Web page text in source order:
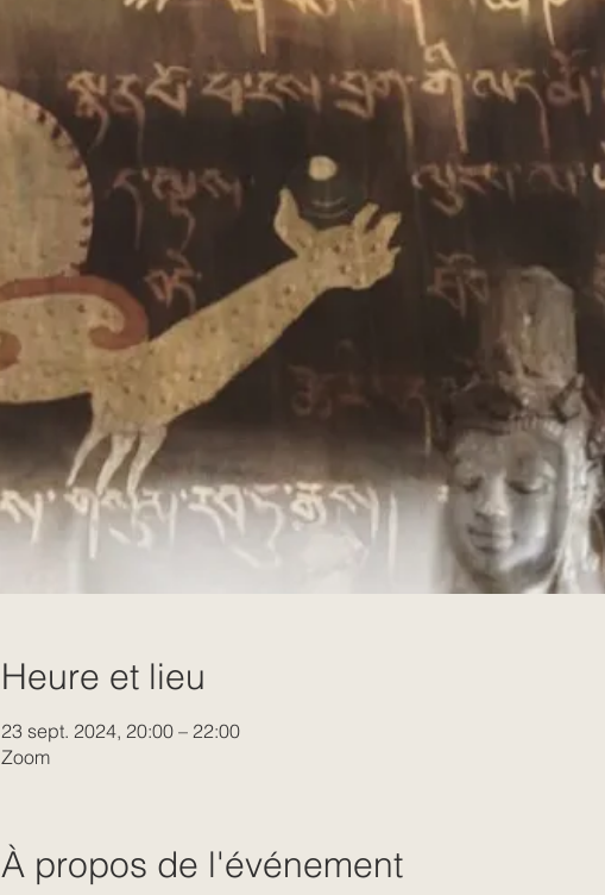
Heure et lieu
23 sept. 2024, 20:00 – 22:00
Zoom
À propos de l'événement